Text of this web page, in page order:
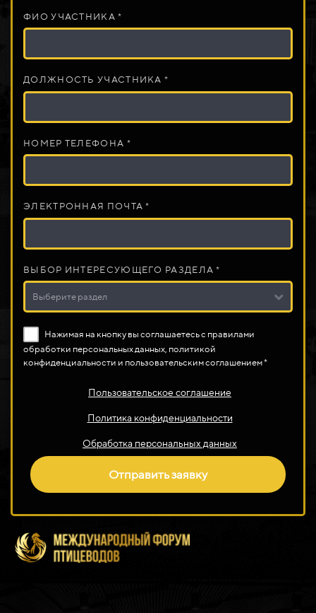
ФИО УЧАСТНИКА *
ДОЛЖНОСТЬ УЧАСТНИКА *
НОМЕР ТЕЛЕФОНА *
ЭЛЕКТРОННАЯ ПОЧТА *
ВЫБОР ИНТЕРЕСУЮЩЕГО РАЗДЕЛА *
Выберите раздел
Нажимая на кнопку вы соглашаетесь с правилами
обработки персональных данных, политикой
конфиденциальности и пользовательским соглашением *
Пользовательское соглашение
Политика конфиденциальности
Обработка персональных данных
Отправить заявку